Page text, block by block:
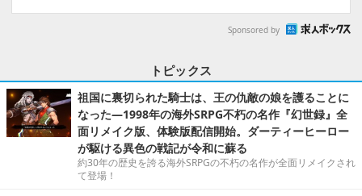
Sponsored by
トピックス
祖国に裏切られた騎士は、王の仇敵の娘を護ることに
なった―1998年の海外SRPG不朽の名作『幻世録』全
面リメイク版、体験版配信開始。ダーティーヒーロー
が駆ける異色の戦記が令和に蘇る
約30年の歴史を誇る海外SRPGの不朽の名作が全面リメイクされ
て登場！